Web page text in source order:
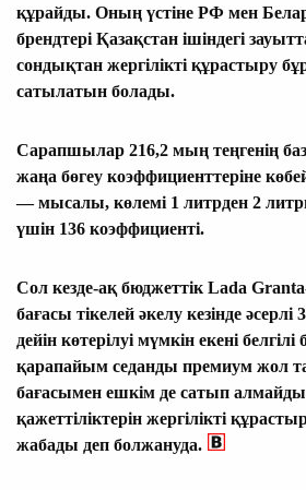
құрайды. Оның үстіне РФ мен
брендтері Қазақстан ішіндегі
сондықтан жергілікті құрастыру
сатылатын болады.
Сарапшылар 216,2 мың теңгенің
жаңа бөгеу коэффициенттеріне
— мысалы, көлемі 1 литрден 2
үшін 136 коэффициенті.
Сол кезде-ақ бюджеттік Lada
бағасы тікелей әкелу кезінде әсерлі
дейін көтерілуі мүмкін екені
қарапайым седанды премиум жол
бағасымен ешкім де сатып
қажеттіліктерін жергілікті
жабады деп болжануда.